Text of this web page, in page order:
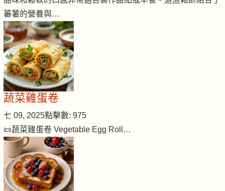
蕃薯的營養與…
蔬菜雞蛋卷
七 09, 2025點擊數: 975
📜蔬菜雞蛋卷 Vegetable Egg Roll…